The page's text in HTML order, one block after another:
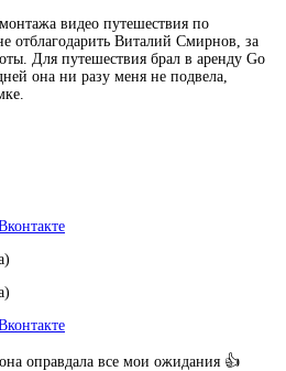
видео путешествия по
отблагодарить Виталий Смирнов, за
Для путешествия брал в аренду Go
она ни разу меня не подвела,
оправдала все мои ожидания 👍